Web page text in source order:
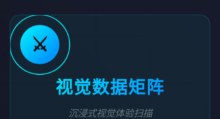
⚔️
视觉数据矩阵
沉浸式视觉体验扫描